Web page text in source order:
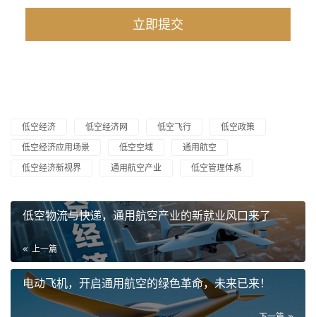
低空经济 低空经济网 低空飞行
低空政策
低空经济应用场景
低空空域
通用航空
低空经济新视界
通用航空产业 低空管理体系
低空物流与快递，通用航空产业的新就业风口来了
上一篇
电动飞机，开启通用航空的绿色革命，未来已来！